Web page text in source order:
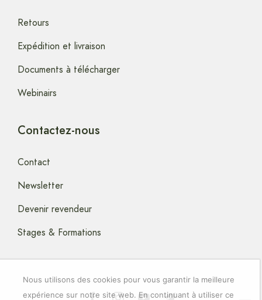
Retours
Expédition et livraison
Documents à télécharger
Webinairs
Contactez-nous
Contact
Newsletter
Devenir revendeur
Stages & Formations
Nous utilisons des cookies pour vous garantir la meilleure
expérience sur notre site web. En continuant à utiliser ce